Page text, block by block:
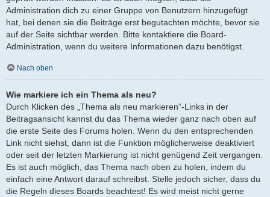
Administration dich zu einer Gruppe von Benutzern hinzugefügt
hat, bei denen sie die Beiträge erst begutachten möchte, bevor sie
auf der Seite sichtbar werden. Bitte kontaktiere die Board-
Administration, wenn du weitere Informationen dazu benötigst.
Nach oben
Wie markiere ich ein Thema als neu?
Durch Klicken des „Thema als neu markieren“-Links in der
Beitragsansicht kannst du das Thema wieder ganz nach oben auf
die erste Seite des Forums holen. Wenn du den entsprechenden
Link nicht siehst, dann ist die Funktion möglicherweise deaktiviert
oder seit der letzten Markierung ist nicht genügend Zeit vergangen.
Es ist auch möglich, das Thema nach oben zu holen, indem du
einfach eine Antwort darauf schreibst. Stelle jedoch sicher, dass du
die Regeln dieses Boards beachtest! Es wird meist nicht gerne